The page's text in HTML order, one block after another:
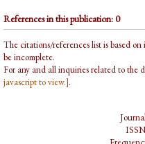
References in this publication: 0
The citations/references list is based
be incomplete.
For any and all inquiries related to the
javascript to view.].